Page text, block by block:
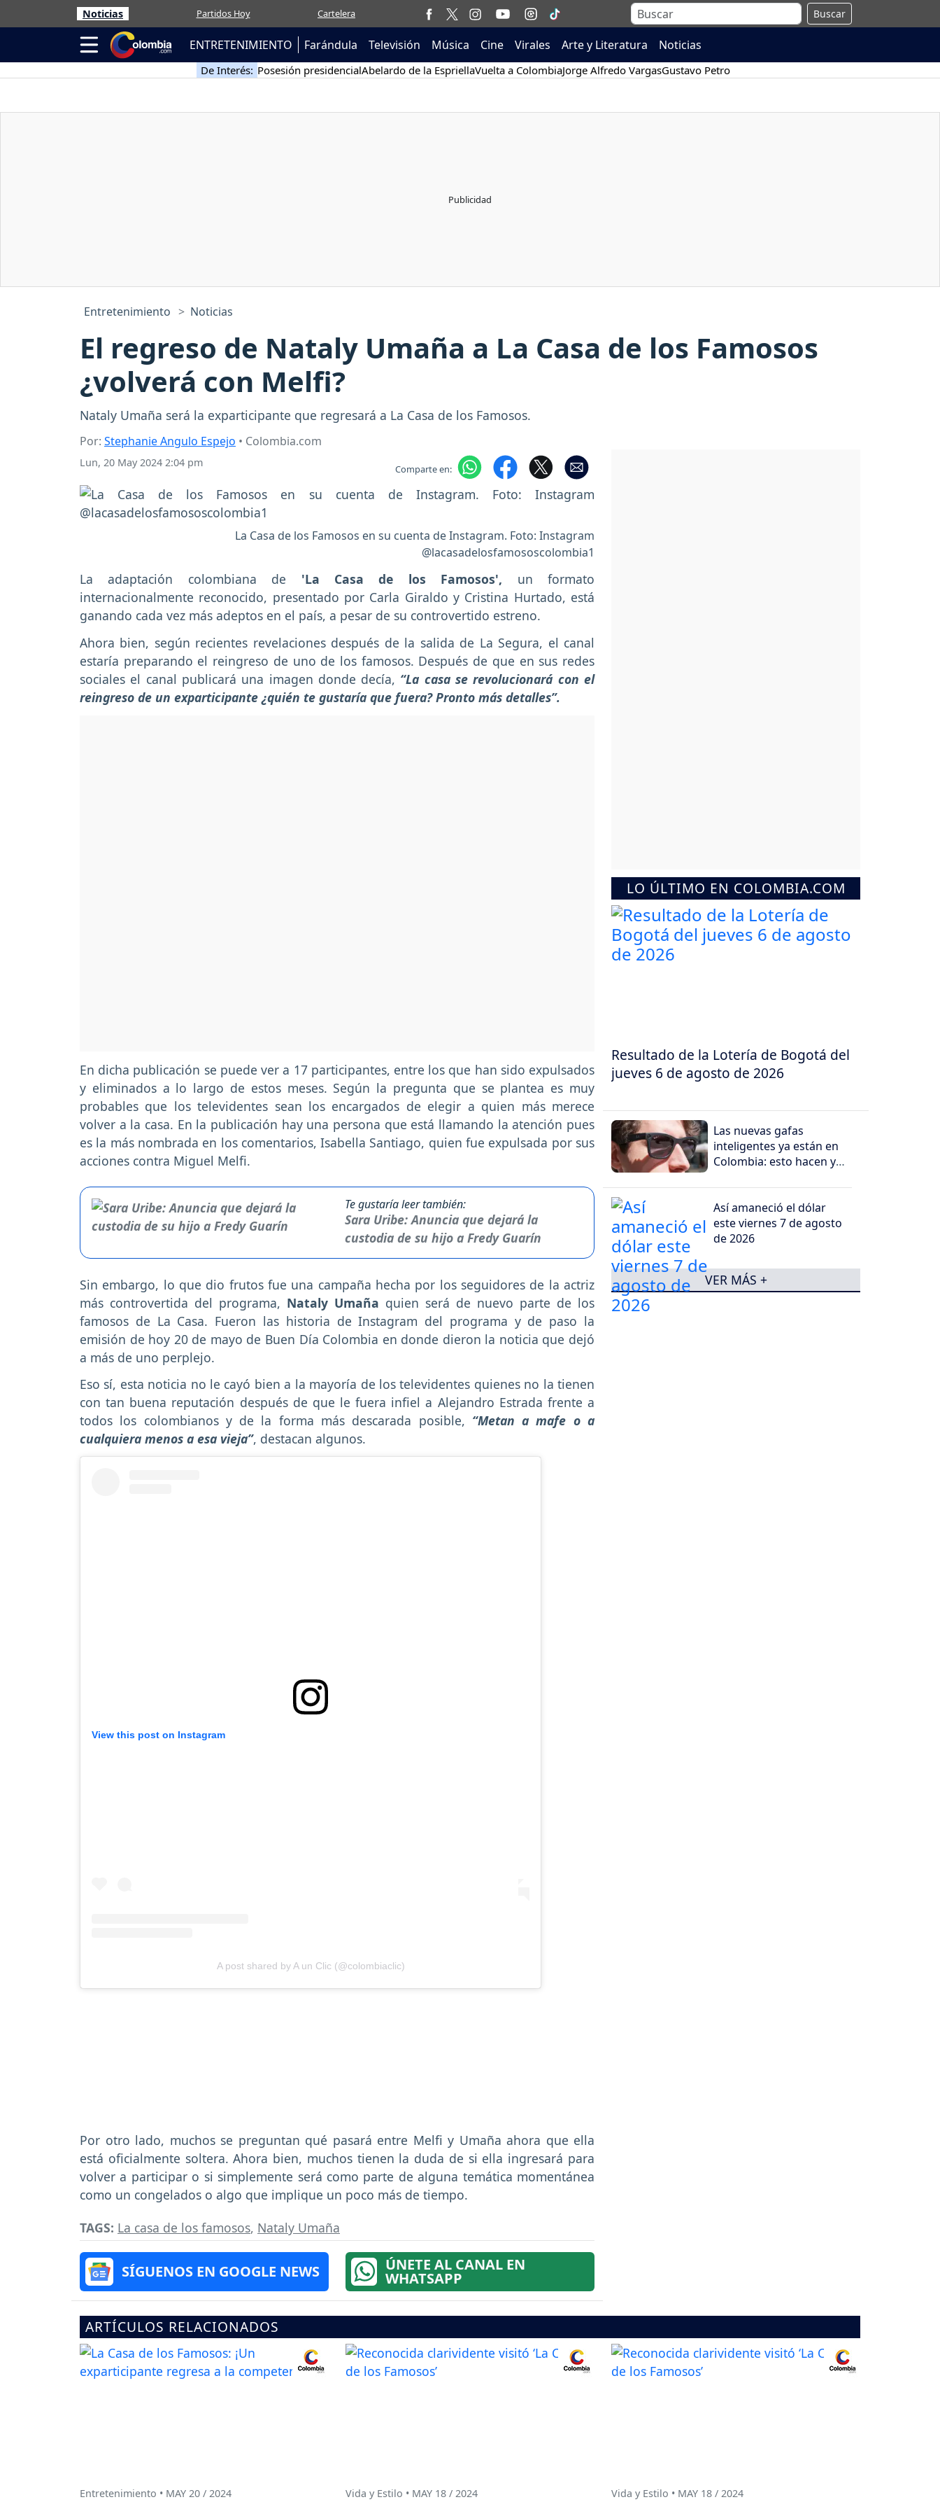
Noticias Partidos Hoy Cartelera Buscar
ENTRETENIMIENTO Farándula Televisión Música Cine Virales Arte y Literatura Noticias
De Interés: Posesión presidencialAbelardo de la EspriellaVuelta a ColombiaJorge Alfredo VargasGustavo Petro
Entretenimiento Noticias
El regreso de Nataly Umaña a La Casa de los Famosos
¿volverá con Melfi?
Nataly Umaña será la exparticipante que regresará a La Casa de los Famosos.
Por: Stephanie Angulo Espejo • Colombia.com
Lun, 20 May 2024 2:04 pm Comparte en:
La Casa de los Famosos en su cuenta de Instagram. Foto: Instagram
@lacasadelosfamososcolombia1
La adaptación colombiana de 'La Casa de los Famosos', un formato
internacionalmente reconocido, presentado por Carla Giraldo y Cristina Hurtado, está
ganando cada vez más adeptos en el país, a pesar de su controvertido estreno.
Ahora bien, según recientes revelaciones después de la salida de La Segura, el canal
estaría preparando el reingreso de uno de los famosos. Después de que en sus redes
sociales el canal publicará una imagen donde decía, “La casa se revolucionará con el
reingreso de un exparticipante ¿quién te gustaría que fuera? Pronto más detalles”.
En dicha publicación se puede ver a 17 participantes, entre los que han sido expulsados
y eliminados a lo largo de estos meses. Según la pregunta que se plantea es muy
probables que los televidentes sean los encargados de elegir a quien más merece
volver a la casa. En la publicación hay una persona que está llamando la atención pues
es la más nombrada en los comentarios, Isabella Santiago, quien fue expulsada por sus
acciones contra Miguel Melfi.
Te gustaría leer también:
Sara Uribe: Anuncia que dejará la
custodia de su hijo a Fredy Guarín
Sin embargo, lo que dio frutos fue una campaña hecha por los seguidores de la actriz
más controvertida del programa, Nataly Umaña quien será de nuevo parte de los
famosos de La Casa. Fueron las historia de Instagram del programa y de paso la
emisión de hoy 20 de mayo de Buen Día Colombia en donde dieron la noticia que dejó
a más de uno perplejo.
Eso sí, esta noticia no le cayó bien a la mayoría de los televidentes quienes no la tienen
con tan buena reputación después de que le fuera infiel a Alejandro Estrada frente a
todos los colombianos y de la forma más descarada posible, “Metan a mafe o a
cualquiera menos a esa vieja”, destacan algunos.
View this post on Instagram
A post shared by A un Clic (@colombiaclic)
Por otro lado, muchos se preguntan qué pasará entre Melfi y Umaña ahora que ella
está oficialmente soltera. Ahora bien, muchos tienen la duda de si ella ingresará para
volver a participar o si simplemente será como parte de alguna temática momentánea
como un congelados o algo que implique un poco más de tiempo.
TAGS: La casa de los famosos, Nataly Umaña
SÍGUENOS EN GOOGLE NEWS ÚNETE AL CANAL EN
WHATSAPP
LO ÚLTIMO EN COLOMBIA.COM
Resultado de la Lotería de Bogotá del
jueves 6 de agosto de 2026
Las nuevas gafas
inteligentes ya están en
Colombia: esto hacen y
preocupación
Así amaneció el dólar
este viernes 7 de agosto
de 2026
VER MÁS +
ARTÍCULOS RELACIONADOS
Entretenimiento • MAY 20 / 2024 Vida y Estilo • MAY 18 / 2024 Vida y Estilo • MAY 18 / 2024